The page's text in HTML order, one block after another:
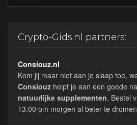
Crypto-Gids.nl partners:
Consiouz.nl
Kom jij maar niet aan je slaap toe,
Consiouz helpt je aan een goede
natuurlijke supplementen. Bestel
13:00 om morgen al beter te